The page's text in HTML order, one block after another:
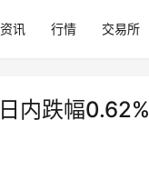
资讯 行情 交易所
内跌幅0.62%